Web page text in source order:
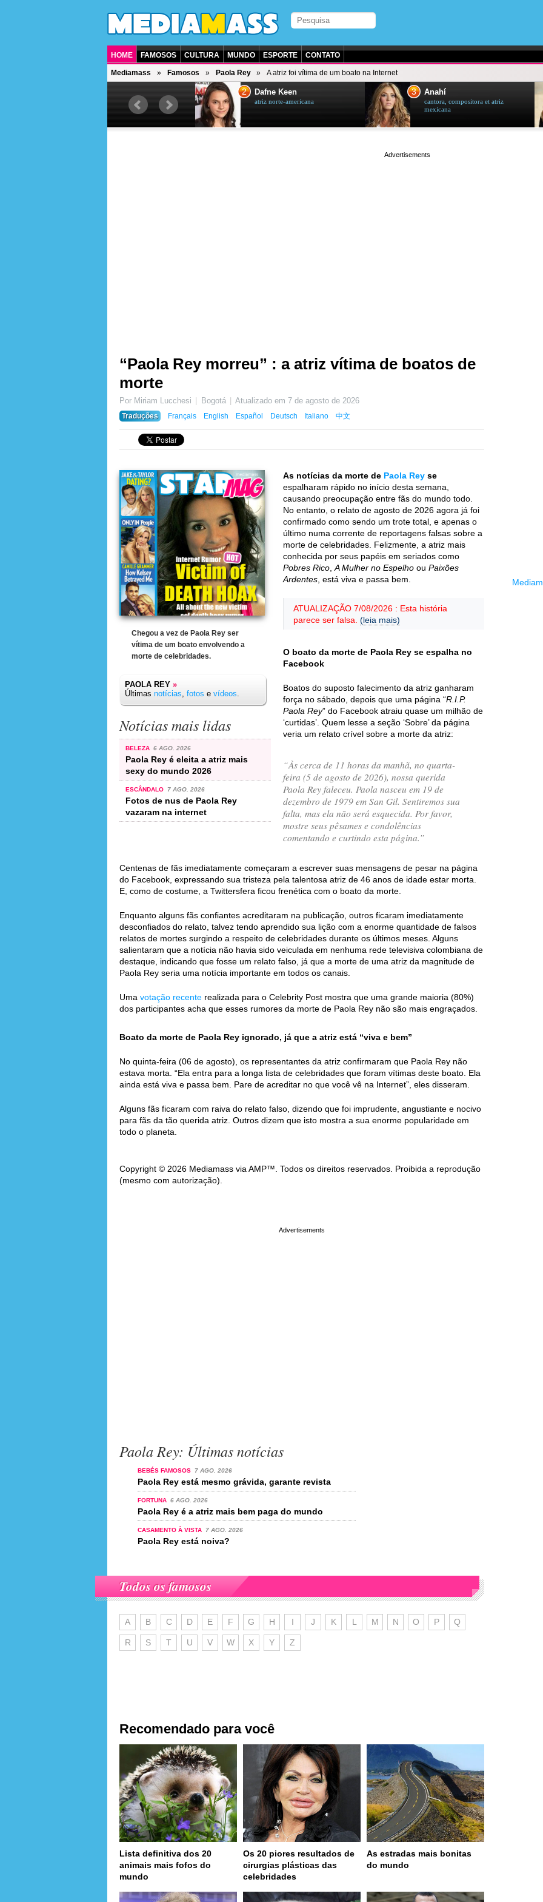
HOME FAMOSOS CULTURA MUNDO ESPORTE CONTATO
Mediamass Famosos Paola Rey A atriz foi vítima de um boato na Internet
2 Dafne Keen
atriz norte-americana
3 Anahí
cantora, compositora et atriz
mexicana
“Paola Rey morreu” : a atriz vítima de boatos de
morte
Por Miriam Lucchesi Bogotá Atualizado em 7 de agosto de 2026
Traduções
Français English Español Deutsch Italiano 中文
Chegou a vez de Paola Rey ser
vítima de um boato envolvendo a
morte de celebridades.
PAOLA REY »
Últimas notícias, fotos e vídeos.
Notícias mais lidas
BELEZA 6 AGO. 2026
Paola Rey é eleita a atriz mais
sexy do mundo 2026
ESCÂNDALO 7 AGO. 2026
Fotos de nus de Paola Rey
vazaram na internet
As notícias da morte de Paola Rey se
espalharam rápido no início desta semana,
causando preocupação entre fãs do mundo todo.
No entanto, o relato de agosto de 2026 agora já foi
confirmado como sendo um trote total, e apenas o
último numa corrente de reportagens falsas sobre a
morte de celebridades. Felizmente, a atriz mais
conhecida por seus papéis em seriados como
Pobres Rico A Mulher no Espelho ou Paixões
Ardentes , está viva e passa bem.
ATUALIZAÇÃO 7/08/2026 : Esta história
parece ser falsa. (leia mais)
O boato da morte de Paola Rey se espalha no
Facebook
Boatos do suposto falecimento da atriz ganharam
força no sábado, depois que uma página “R.I.P.
Paola Rey” do Facebook atraiu quase um milhão de
‘curtidas’. Quem lesse a seção ‘Sobre’ da página
veria um relato crível sobre a morte da atriz:
“Às cerca de 11 horas da manhã, no quarta-
feira (5 de agosto de 2026), nossa querida
Paola Rey faleceu. Paola nasceu em 19 de
dezembro de 1979 em San Gil. Sentiremos sua
falta, mas ela não será esquecida. Por favor,
mostre seus pêsames e condolências
comentando e curtindo esta página.”
Centenas de fãs imediatamente começaram a escrever suas mensagens de pesar na página
do Facebook, expressando sua tristeza pela talentosa atriz de 46 anos de idade estar morta.
E, como de costume, a Twittersfera ficou frenética com o boato da morte.
Enquanto alguns fãs confiantes acreditaram na publicação, outros ficaram imediatamente
desconfiados do relato, talvez tendo aprendido sua lição com a enorme quantidade de falsos
relatos de mortes surgindo a respeito de celebridades durante os últimos meses. Alguns
salientaram que a notícia não havia sido veiculada em nenhuma rede televisiva colombiana de
destaque, indicando que fosse um relato falso, já que a morte de uma atriz da magnitude de
Paola Rey seria uma notícia importante em todos os canais.
Uma votação recente realizada para o Celebrity Post mostra que uma grande maioria (80%)
dos participantes acha que esses rumores da morte de Paola Rey não são mais engraçados.
Boato da morte de Paola Rey ignorado, já que a atriz está “viva e bem”
No quinta-feira (06 de agosto), os representantes da atriz confirmaram que Paola Rey não
estava morta. “Ela entra para a longa lista de celebridades que foram vítimas deste boato. Ela
ainda está viva e passa bem. Pare de acreditar no que você vê na Internet”, eles disseram.
Alguns fãs ficaram com raiva do relato falso, dizendo que foi imprudente, angustiante e nocivo
para fãs da tão querida atriz. Outros dizem que isto mostra a sua enorme popularidade em
todo o planeta.
Copyright © 2026 Mediamass via AMP™. Todos os direitos reservados. Proibida a reprodução
(mesmo com autorização).
Paola Rey: Últimas notícias
BEBÉS FAMOSOS 7 AGO. 2026
Paola Rey está mesmo grávida, garante revista
FORTUNA 6 AGO. 2026
Paola Rey é a atriz mais bem paga do mundo
CASAMENTO À VISTA 7 AGO. 2026
Paola Rey está noiva?
Todos os famosos
A B C D E F G H I J K L M N O P Q
R S T U V W X Y Z
Recomendado para você
Lista definitiva dos 20
animais mais fofos do
mundo
Os 20 piores resultados de
cirurgias plásticas das
celebridades
As estradas mais bonitas
do mundo